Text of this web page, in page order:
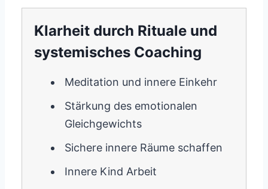
Klarheit durch Rituale und
systemisches Coaching
Meditation und innere Einkehr
Stärkung des emotionalen
Gleichgewichts
Sichere innere Räume schaffen
Innere Kind Arbeit